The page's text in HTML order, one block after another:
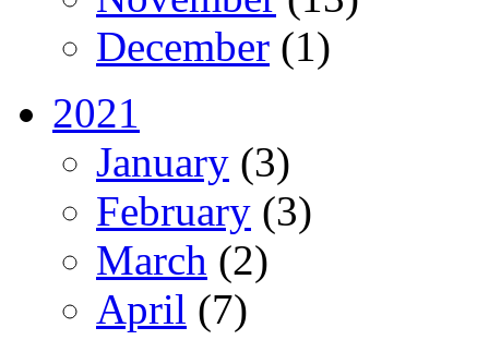
December (1)
2021
January (3)
February (3)
March (2)
April (7)